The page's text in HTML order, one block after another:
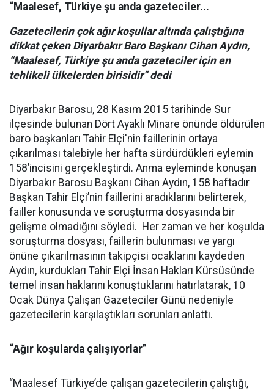
“Maalesef, Türkiye şu anda gazeteciler...
Gazetecilerin çok ağır koşullar altında çalıştığına
dikkat çeken Diyarbakır Baro Başkanı Cihan Aydın,
“Maalesef, Türkiye şu anda gazeteciler için en
tehlikeli ülkelerden birisidir” dedi
Diyarbakır Barosu, 28 Kasım 2015 tarihinde Sur
ilçesinde bulunan Dört Ayaklı Minare önünde öldürülen
baro başkanları Tahir Elçi'nin faillerinin ortaya
çıkarılması talebiyle her hafta sürdürdükleri eylemin
158’incisini gerçekleştirdi. Anma eyleminde konuşan
Diyarbakır Barosu Başkanı Cihan Aydın, 158 haftadır
Başkan Tahir Elçi’nin faillerini aradıklarını belirterek,
failler konusunda ve soruşturma dosyasında bir
gelişme olmadığını söyledi. Her zaman ve her koşulda
soruşturma dosyası, faillerin bulunması ve yargı
önüne çıkarılmasının takipçisi ocaklarını kaydeden
Aydın, kurdukları Tahir Elçi İnsan Hakları Kürsüsünde
temel insan haklarını konuştuklarını hatırlatarak, 10
Ocak Dünya Çalışan Gazeteciler Günü nedeniyle
gazetecilerin karşılaştıkları sorunları anlattı.
“Ağır koşularda çalışıyorlar”
“Maalesef Türkiye’de çalışan gazetecilerin çalıştığı,